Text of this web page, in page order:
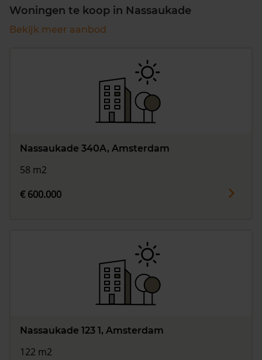
Woningen te koop in Nassaukade
Bekijk meer aanbod
Nassaukade 340A, Amsterdam
58 m2
€ 600.000
Nassaukade 123 1, Amsterdam
122 m2